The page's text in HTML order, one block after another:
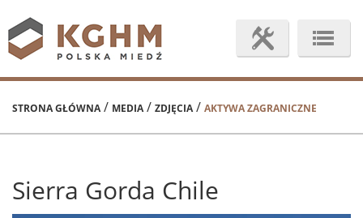
STRONA GŁÓWNA/ MEDIA/ ZDJĘCIA/ AKTYWA ZAGRANICZNE
Sierra Gorda Chile